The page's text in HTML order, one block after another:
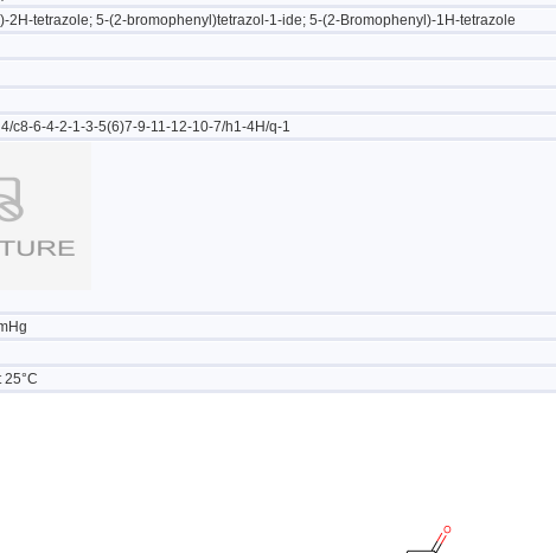
2H-tetrazole; 5-(2-bromophenyl)tetrazol-1-ide; 5-(2-Bromophenyl)-1H-tetrazole
c8-6-4-2-1-3-5(6)7-9-11-12-10-7/h1-4H/q-1